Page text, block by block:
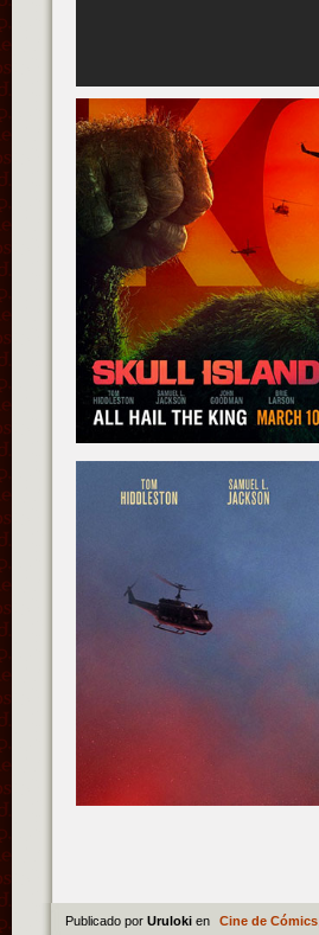
Publicado por Uruloki en Cine de Cómics,